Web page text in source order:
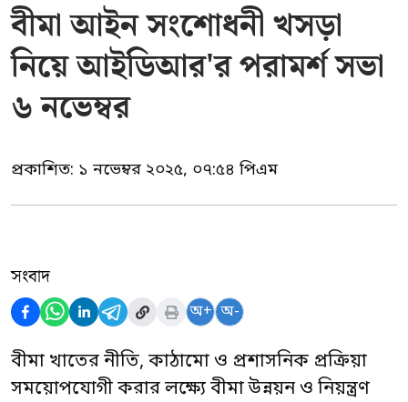
বীমা আইন সংশোধনী খসড়া
নিয়ে আইডিআর'র পরামর্শ সভা
৬ নভেম্বর
প্রকাশিত: ১ নভেম্বর ২০২৫, ০৭:৫৪ পিএম
সংবাদ
অ+ অ-
বীমা খাতের নীতি, কাঠামো ও প্রশাসনিক প্রক্রিয়া
সময়োপযোগী করার লক্ষ্যে বীমা উন্নয়ন ও নিয়ন্ত্রণ